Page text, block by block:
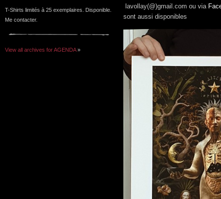
T-Shirts limités à 25 exemplaires. Disponible.
Me contacter.
View all archives for AGENDA»
lavollay(@)gmail.com ou via
sont aussi disponibles